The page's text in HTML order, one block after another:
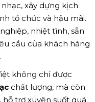
xây dựng kịch
tổ chức và hậu mãi.
nhiệt tình, sẵn
cầu của khách hàng
không chỉ được
chất lượng, mà còn
trợ xuyên suốt quá